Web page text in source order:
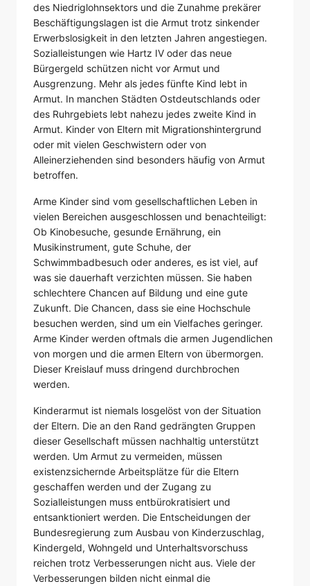
des Niedriglohnsektors und die Zunahme prekärer
Beschäftigungslagen ist die Armut trotz sinkender
Erwerbslosigkeit in den letzten Jahren angestiegen.
Sozialleistungen wie Hartz IV oder das neue
Bürgergeld schützen nicht vor Armut und
Ausgrenzung. Mehr als jedes fünfte Kind lebt in
Armut. In manchen Städten Ostdeutschlands oder
des Ruhrgebiets lebt nahezu jedes zweite Kind in
Armut. Kinder von Eltern mit Migrationshintergrund
oder mit vielen Geschwistern oder von
Alleinerziehenden sind besonders häufig von Armut
betroffen.
Arme Kinder sind vom gesellschaftlichen Leben in
vielen Bereichen ausgeschlossen und benachteiligt:
Ob Kinobesuche, gesunde Ernährung, ein
Musikinstrument, gute Schuhe, der
Schwimmbadbesuch oder anderes, es ist viel, auf
was sie dauerhaft verzichten müssen. Sie haben
schlechtere Chancen auf Bildung und eine gute
Zukunft. Die Chancen, dass sie eine Hochschule
besuchen werden, sind um ein Vielfaches geringer.
Arme Kinder werden oftmals die armen Jugendlichen
von morgen und die armen Eltern von übermorgen.
Dieser Kreislauf muss dringend durchbrochen
werden.
Kinderarmut ist niemals losgelöst von der Situation
der Eltern. Die an den Rand gedrängten Gruppen
dieser Gesellschaft müssen nachhaltig unterstützt
werden. Um Armut zu vermeiden, müssen
existenzsichernde Arbeitsplätze für die Eltern
geschaffen werden und der Zugang zu
Sozialleistungen muss entbürokratisiert und
entsanktioniert werden. Die Entscheidungen der
Bundesregierung zum Ausbau von Kinderzuschlag,
Kindergeld, Wohngeld und Unterhaltsvorschuss
reichen trotz Verbesserungen nicht aus. Viele der
Verbesserungen bilden nicht einmal die